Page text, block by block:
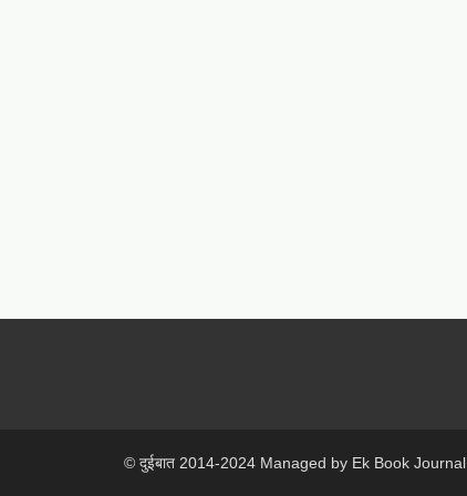
© दुईबात 2014-2024 Managed by Ek Book Journal